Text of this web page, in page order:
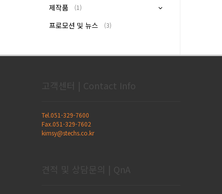
제작품 (1)
프로모션 및 뉴스 (3)
고객센터 | Contact Info
Tel.051-329-7600
Fax.051-329-7602
kimsy@stechs.co.kr
견적 및 상담문의 | QnA